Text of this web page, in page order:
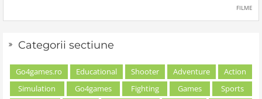
FILME
Categorii sectiune
Go4games.ro Educational Shooter Adventure
Action
Simulation
Go4games Fighting Games
Sports